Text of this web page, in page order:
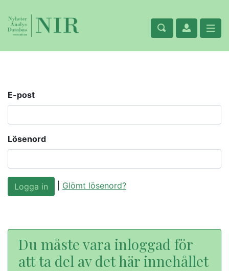
E-post
Lösenord
Glömt lösenord?
Du måste vara inloggad för
att ta del av det här innehållet